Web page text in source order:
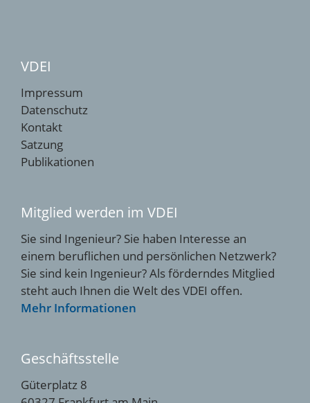
VDEI
Impressum
Datenschutz
Kontakt
Satzung
Publikationen
Mitglied werden im VDEI
Sie sind Ingenieur? Sie haben Interesse an
einem beruflichen und persönlichen Netzwerk?
Sie sind kein Ingenieur? Als förderndes Mitglied
steht auch Ihnen die Welt des VDEI offen.
Mehr Informationen
Geschäftsstelle
Güterplatz 8